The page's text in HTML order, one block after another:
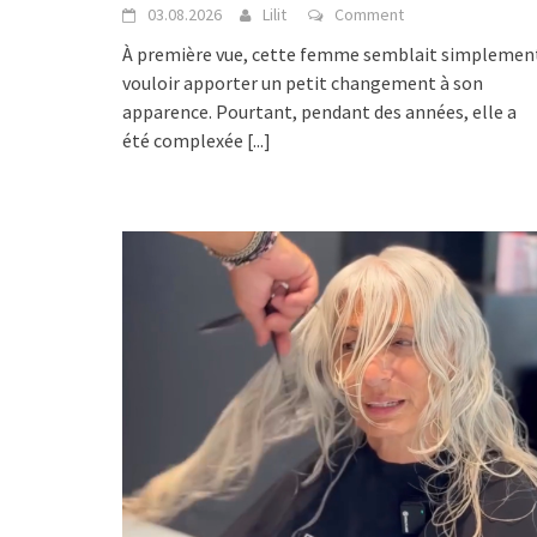
03.08.2026 Lilit Comment
À première vue, cette femme semblait
vouloir apporter un petit changement à son
apparence. Pourtant, pendant des années, elle a
été complexée [...]